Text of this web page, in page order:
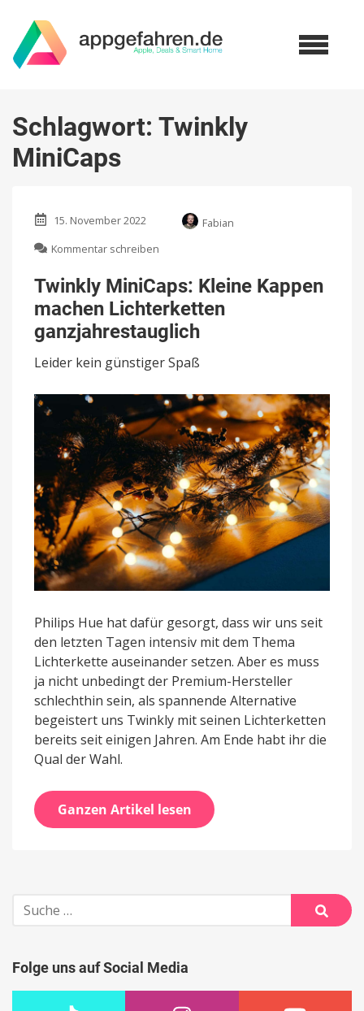
Schlagwort: Twinkly
MiniCaps
15. November 2022
Fabian
Kommentar schreiben
MiniCaps:
Kleine
Kappen
machen
Lichterketten
ganzjahrestauglich
Twinkly MiniCaps: Kleine Kappen
machen Lichterketten
ganzjahrestauglich
Leider kein günstiger Spaß
Philips Hue hat dafür gesorgt, dass wir uns seit
den letzten Tagen intensiv mit dem Thema
Lichterkette auseinander setzen. Aber es muss
ja nicht unbedingt der Premium-Hersteller
schlechthin sein, als spannende Alternative
begeistert uns Twinkly mit seinen Lichterketten
bereits seit einigen Jahren. Am Ende habt ihr die
Qual der Wahl.
Ganzen Artikel lesen
Suche
nach:
Suche
Folge uns auf Social Media